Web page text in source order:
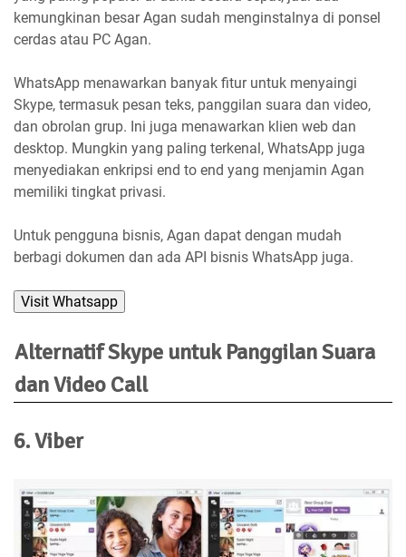
kemungkinan besar Agan sudah menginstalnya di ponsel
cerdas atau PC Agan.
WhatsApp menawarkan banyak fitur untuk menyaingi
Skype, termasuk pesan teks, panggilan suara dan video,
dan obrolan grup. Ini juga menawarkan klien web dan
desktop. Mungkin yang paling terkenal, WhatsApp juga
menyediakan enkripsi end to end yang menjamin Agan
memiliki tingkat privasi.
Untuk pengguna bisnis, Agan dapat dengan mudah
berbagi dokumen dan ada API bisnis WhatsApp juga.
Visit Whatsapp
Alternatif Skype untuk Panggilan Suara
dan Video Call
6. Viber